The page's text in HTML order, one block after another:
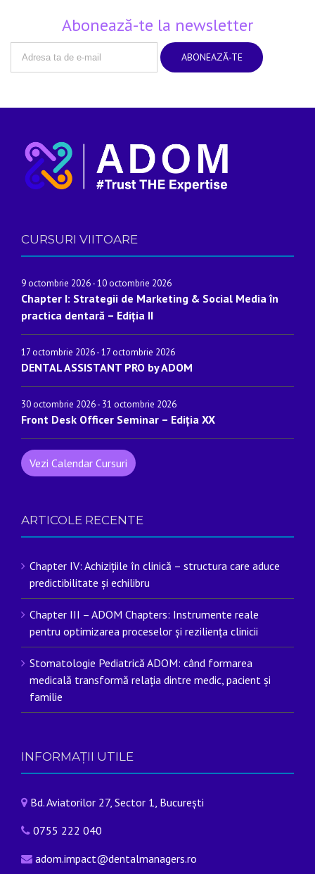
Abonează-te la newsletter
CURSURI VIITOARE
9 octombrie 2026-10 octombrie 2026
Chapter I: Strategii de Marketing & Social Media în
practica dentară – Ediția II
17 octombrie 2026-17 octombrie 2026
DENTAL ASSISTANT PRO by ADOM
30 octombrie 2026- 31 octombrie 2026
Front Desk Officer Seminar – Ediția XX
Vezi Calendar Cursuri
ARTICOLE RECENTE
Chapter IV: Achizițiile în clinică – structura care aduce
predictibilitate și echilibru
Chapter III – ADOM Chapters: Instrumente reale
pentru optimizarea proceselor și reziliența clinicii
Stomatologie Pediatrică ADOM: când formarea
medicală transformă relația dintre medic, pacient și
familie
INFORMAȚII UTILE
Bd. Aviatorilor 27, Sector 1, București
0755 222 040
adom.impact@dentalmanagers.ro